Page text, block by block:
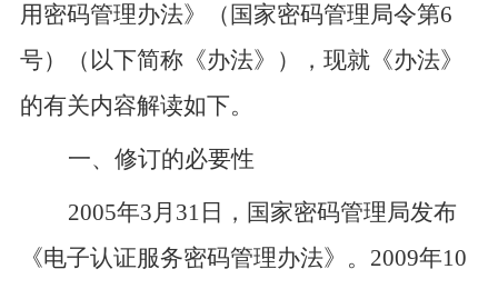
用密码管理办法》（国家密码管理局令第6
号）（以下简称《办法》），现就《办法》
的有关内容解读如下。
一、 修订的必要性
2005年3月 31 日，国家密码管理局发布
《电子认证服务密码管理办法》。 2009年10